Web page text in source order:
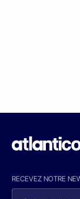
RECEVEZ NOTRE